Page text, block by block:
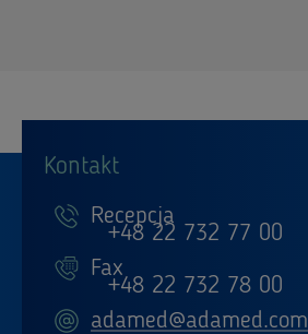
Kontakt
Recepcja
+48 22 732 77 00
Fax
+48 22 732 78 00
adamed@adamed.com